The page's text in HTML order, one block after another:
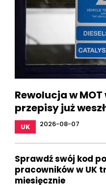
Rewolucja w MOT
przepisy już
UK 2026-08-07
Sprawdź swój kod
pracowników w UK
miesięcznie